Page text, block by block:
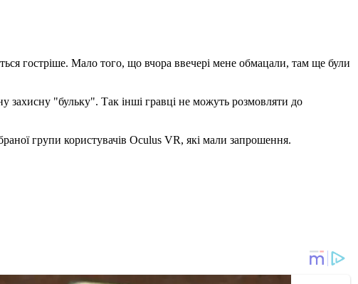
гостріше. Мало того, що вчора ввечері мене обмацали, там ще були
захисну "бульку". Так інші гравці не можуть розмовляти до
групи користувачів Oculus VR, які мали запрошення.